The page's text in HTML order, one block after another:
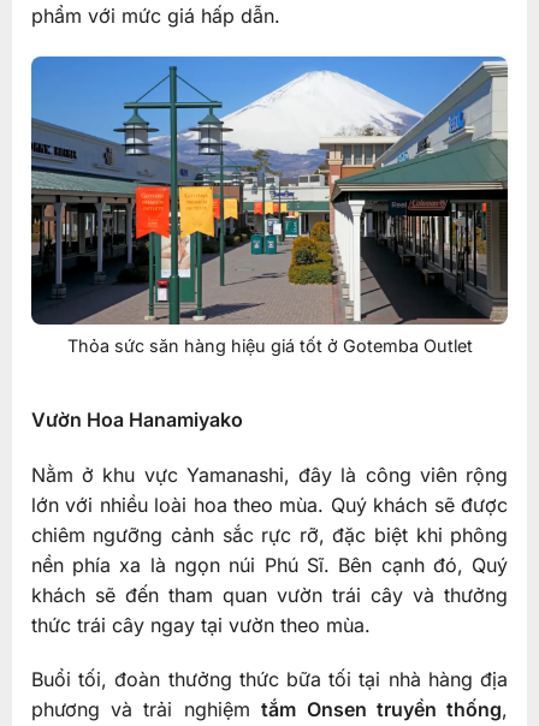
phẩm với mức giá hấp dẫn.
Thỏa sức săn hàng hiệu giá tốt ở Gotemba Outlet
Vườn Hoa Hanamiyako
Nằm ở khu vực Yamanashi, đây là công viên rộng
lớn với nhiều loài hoa theo mùa. Quý khách sẽ được
chiêm ngưỡng cảnh sắc rực rỡ, đặc biệt khi phông
nền phía xa là ngọn núi Phú Sĩ. Bên cạnh đó, Quý
khách sẽ đến tham quan vườn trái cây và thưởng
thức trái cây ngay tại vườn theo mùa.
Buổi tối, đoàn thưởng thức bữa tối tại nhà hàng địa
phương và trải nghiệmtắm Onsen truyền thống,